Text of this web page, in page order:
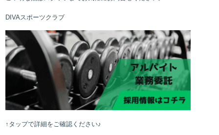
DIVAスポーツクラブ
↑タップで詳細をご確認ください♪